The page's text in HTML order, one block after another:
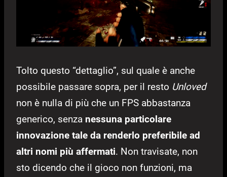
Tolto questo “dettaglio”, sul quale è anche
possibile passare sopra, per il resto Unloved
non è nulla di più che un FPS abbastanza
generico, senza nessuna particolare
innovazione tale da renderlo preferibile ad
altri nomi più affermati. Non travisate, non
sto dicendo che il gioco non funzioni, ma